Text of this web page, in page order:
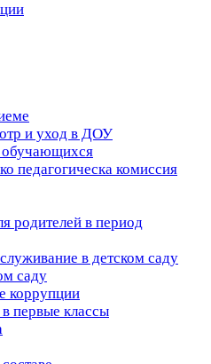
и уход в ДОУ
педагогическа комиссия
родителей в период
в детском саду
саду
коррупции
первые классы